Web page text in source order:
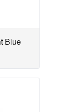
Blue